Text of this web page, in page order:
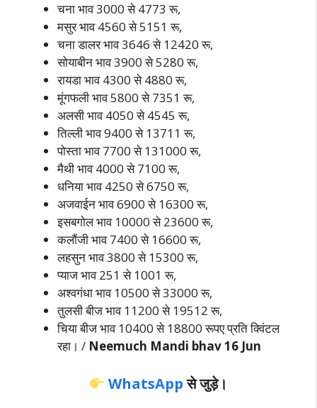
चना भाव 3000 से 4773 रू,
मसुर भाव 4560 से 5151 रू,
चना डालर भाव 3646 से 12420 रू,
सोयाबीन भाव 3900 से 5280 रू,
रायडा भाव 4300 से 4880 रू,
मूंगफली भाव 5800 से 7351 रू,
अलसी भाव 4050 से 4545 रू,
तिल्ली भाव 9400 से 13711 रू,
पोस्ता भाव 7700 से 131000 रू,
मैथी भाव 4000 से 7100 रू,
धनिया भाव 4250 से 6750 रू,
अजवाईन भाव 6900 से 16300 रू,
इसबगोल भाव 10000 से 23600 रू,
कलौंजी भाव 7400 से 16600 रू,
लहसुन भाव 3800 से 15300 रू,
प्याज भाव 251 से 1001 रू,
अश्वगंधा भाव 10500 से 33000 रू,
तुलसी बीज भाव 11200 से 19512 रू,
चिया बीज भाव 10400 से 18800 रूपए प्रति क्विंटल
रहा। / Neemuch Mandi bhav 16 Jun
WhatsAppसे जुड़े।